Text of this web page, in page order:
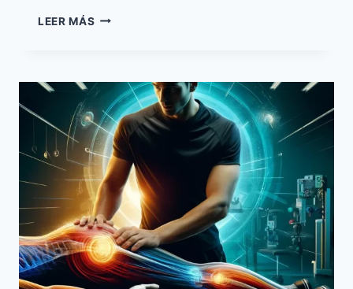
LEER MÁS EJERCICIO
RODILLA:
CÓMO
ALIVIAR
EL
DOLOR
Y
MEJORAR
LA
MOVILIDAD